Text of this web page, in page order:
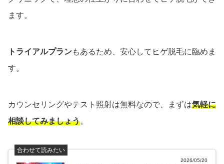
ます。
トライアルプランもあるため、安心してヒゲ脱毛に臨めま
す。
カウンセリングやテスト照射は無料なので、まずは気軽に
相談してみましょう。
合わせて読みたい
2026/05/20